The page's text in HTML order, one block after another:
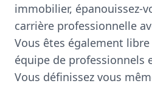
immobilier, épanouissez-
carrière professionnelle
Vous êtes également
équipe de professionnels
Vous définissez vous